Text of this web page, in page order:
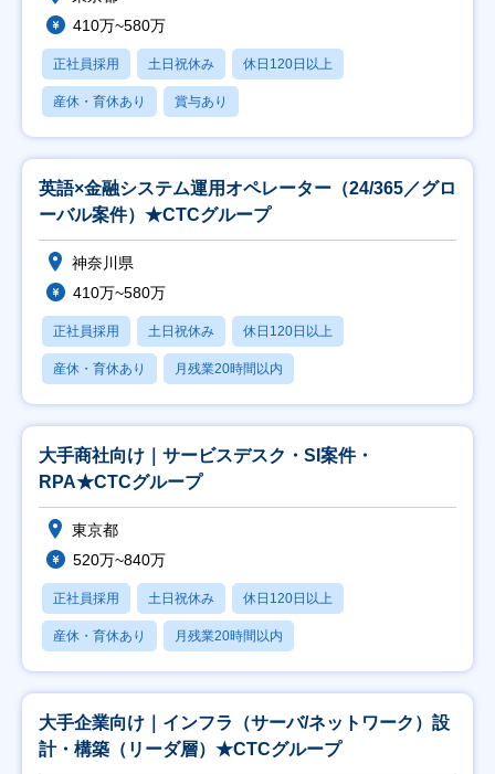
410万~580万
正社員採用 土日祝休み 休日120日以上
産休・育休あり 賞与あり
英語×金融システム運用オペレーター（24/365／グロ
ーバル案件）★CTCグループ
神奈川県
410万~580万
正社員採用 土日祝休み 休日120日以上
産休・育休あり 月残業20時間以内
大手商社向け｜サービスデスク・SI案件・
RPA★CTCグループ
東京都
520万~840万
正社員採用 土日祝休み 休日120日以上
産休・育休あり 月残業20時間以内
大手企業向け｜インフラ（サーバ/ネットワーク）設
計・構築（リーダ層）★CTCグループ